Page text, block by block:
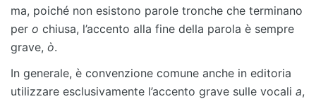
ma, poiché non esistono parole tronche che terminano
per o chiusa, l’accento alla fine della parola è sempre
grave, ò.
In generale, è convenzione comune anche in editoria
utilizzare esclusivamente l’accento grave sulle vocali a,